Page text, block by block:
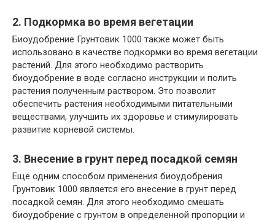
2. Подкормка во время вегетации
Биоудобрение Грунтовик 1000 также может быть
использовано в качестве подкормки во время вегетации
растений. Для этого необходимо растворить
биоудобрение в воде согласно инструкции и полить
растения полученным раствором. Это позволит
обеспечить растения необходимыми питательными
веществами, улучшить их здоровье и стимулировать
развитие корневой системы.
3. Внесение в грунт перед посадкой семян
Еще одним способом применения биоудобрения
Грунтовик 1000 является его внесение в грунт перед
посадкой семян. Для этого необходимо смешать
биоудобрение с грунтом в определенной пропорции и